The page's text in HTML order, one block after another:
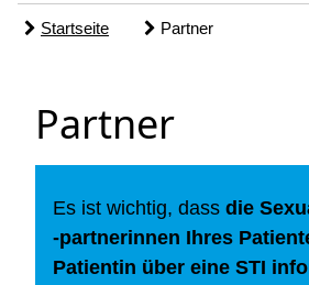
Startseite Partner
Partner
Es ist wichtig, dass die
-partnerinnen Ihres
Patientin über eine STI